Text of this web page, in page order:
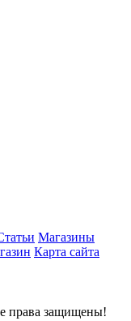
Магазины
Карта сайта
права защищены!